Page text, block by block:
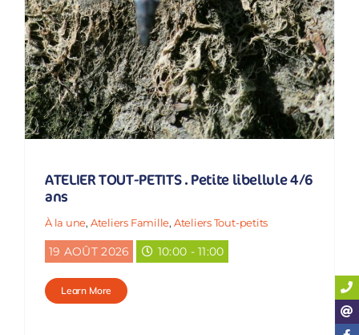
ATELIER TOUT-PETITS . Petite libellule 4/6
ans
À la une, Ateliers Famille, Ateliers Tout-petits
19 AOÛT 2026 10:00 - 11:00
Learn More